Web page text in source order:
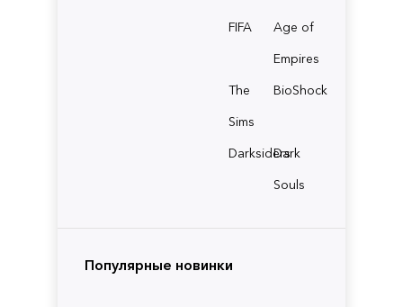
FIFA
Age of
Empires
The
Sims
BioShock
Darksiders
Dark
Souls
Популярные новинки